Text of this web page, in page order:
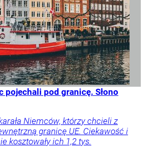
pojechali pod granicę. Słono
Niemców, którzy chcieli z
granicę UE. Ciekawość i
kosztowały ich 1,2 tys.